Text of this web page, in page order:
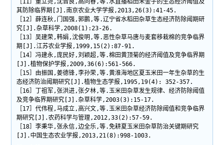
［11］董立尧,沈晋良,高同春,等.水直播稻田禾金子的生态经济阈值及
其防除临界期[J].南京农业大学学报,2013,26(3):41-45.
［12］薛连秋,门国强,郭鹏,等.辽宁省水稻田杂草生态经济防除阈期研
究[J].杂草科学,2008(1):23-26.
［13］吴建荣,韩娟,沈俊明,等.恶性杂草马唐与麦套移栽棉的竞争临界
期[J].江苏农业学报,1999,15(2):87-91.
［14］冯建永,庞民好,刘颖超,等.棉田黄顶菊的经济阈值及竞争临界期
[J].植物保护学报,2009,36(6):561-566.
［15］由振国,姜德锋,李孙荣,等.黄淮海地区夏玉米田一年生杂草的生
态经济防治阈期研究[J].植物生态学报,1995,19(4): 352-357.
［16］丁祖军,张洪进,张夕林,等.玉米田杂草发生规律、经济防除阈值
及竞争临界期研究[J].杂草科学,2003(3):15-17.
［17］代伟程,马成立,高兴文,等.玉米田杂草经济防除阈值和竞争临界
期研究[J].农药科学与管理,2012,33(2):57-59.
［18］李秉华,张永信,边全乐,等.免耕夏玉米田杂草防治关键期研究
[J].中国生态农业学报,2013,21(8):998-1003.